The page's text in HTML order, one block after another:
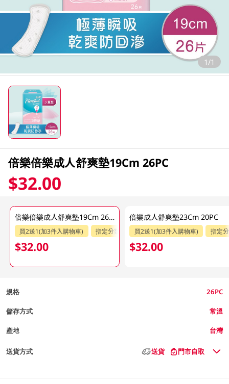
1/1
倍樂倍樂成人舒爽墊19Cm 26PC
$32.00
倍樂倍樂成人舒爽墊19Cm 26PC
買2送1(加3件入購物車) 指定分類88折
$32.00
倍樂成人舒爽墊23Cm 20PC
買2送1(加3件入購物車) 指定
$32.00
規格 26PC
儲存方式 常溫
產地 台灣
送貨方式 送貨 門市自取